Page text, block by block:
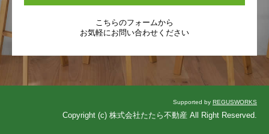
こちらのフォームから
お気軽にお問い合わせください
Supported by REGUSWORKS
Copyright (c) 株式会社たたら不動産 All Right Reserved.